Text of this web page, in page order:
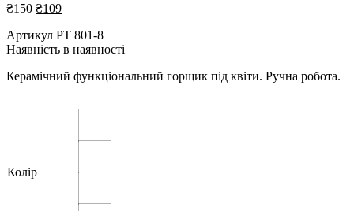
₴150 ₴109
Артикул PT 801-8
Наявність в наявності
Керамічний функціональний горщик під квіти. Ручна робота.
Колір